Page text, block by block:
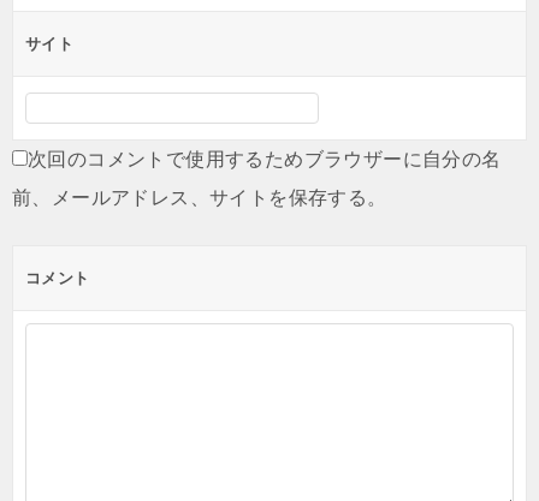
サイト
次回のコメントで使用するためブラウザーに自分の名
前、メールアドレス、サイトを保存する。
コメント